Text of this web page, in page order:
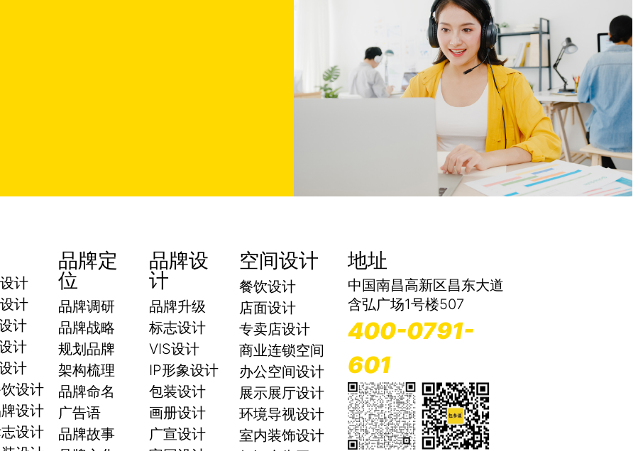
计
计
计
计
计
设计
设计
设计
品牌定
位
品牌调研
品牌战略
规划品牌
架构梳理
品牌命名
广告语
品牌故事
品牌设
计
品牌升级
标志设计
VIS设计
IP形象设计
包装设计
画册设计
广宣设计
空间设计
餐饮设计
店面设计
专卖店设计
商业连锁空间
办公空间设计
展示展厅设计
环境导视设计
室内装饰设计
地址
中国南昌高新区昌东大道
含弘广场1号楼507
400-0791-
601